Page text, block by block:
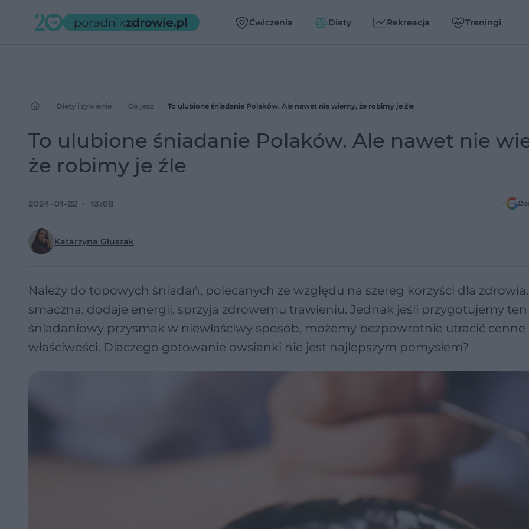
Ćwiczenia Diety Rekreacja Treningi
Diety i żywienie Co jesz To ulubione śniadanie Polaków. Ale nawet nie wiemy, że robimy je źle
To ulubione śniadanie Polaków. Ale nawet nie
że robimy je źle
Katarzyna Głuszak
2024-01-22 13:08
Należy do topowych śniadań, polecanych ze względu na szereg korzyści dla
smaczna, dodaje energii, sprzyja zdrowemu trawieniu. Jednak jeśli przygotujemy ten
śniadaniowy przysmak w niewłaściwy sposób, możemy bezpowrotnie utracić cenne
właściwości. Dlaczego gotowanie owsianki nie jest najlepszym pomysłem?